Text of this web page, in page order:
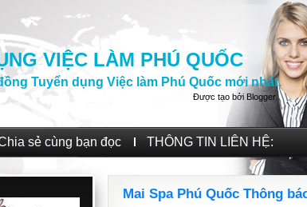
VIỆC LÀM PHÚ QUỐC
Tuyển dụng Việc làm Phú Quốc mới nhất.
Được tạo bởi Blogger.
sẻ cùng bạn đọc THÔNG TIN LIÊN HỆ:
Mai Spa Phú Quốc Thông